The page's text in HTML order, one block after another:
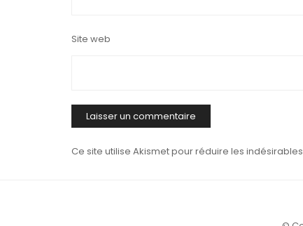
Site web
Ce site utilise Akismet pour réduire les